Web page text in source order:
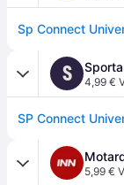
S 4,99 €
SP Connect
5,99 €